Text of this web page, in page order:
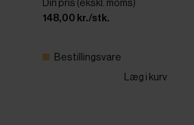
Din pris (ekskl. moms)
148,00 kr./stk.
Bestillingsvare
Læg i kurv